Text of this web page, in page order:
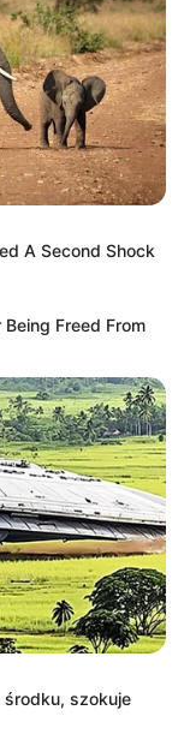
A Second Shock
Freed From
środku, szokuje